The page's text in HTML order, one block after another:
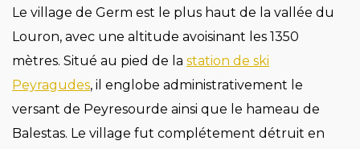
Le village de Germ est le plus haut de la vallée du
Louron, avec une altitude avoisinant les 1350
mètres. Situé au pied de la station de ski
Peyragudes, il englobe administrativement le
versant de Peyresourde ainsi que le hameau de
Balestas. Le village fut complétement détruit en